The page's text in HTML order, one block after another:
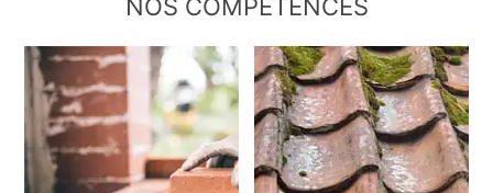
NOS COMPÉTENCES